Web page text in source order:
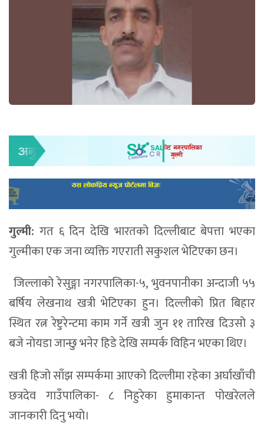
गुल्मी: गत ६ दिन देखि भारतको दिल्लीबाट बेपत्ता भएका
गुल्मीका एक जना व्यक्ति गएराती सकुशल भेटिएका छन।
जिल्लाको रेसुङ्गा नगरपालिका-५, भुवनपानीका अन्दाजी ५५
बर्षिय लेखनाथ खत्री भेटिएका हुन। दिल्लीको प्रित बिहार
स्थित रत्न रेष्टुरेन्टमा काम गर्ने खत्री जुन ११ तारिख दिउसो ३
बजे नोयडा जान्छु भनेर हिडे देखि सम्पर्क विहिन भएका थिए।
खत्री हिजो साँझ सम्पर्कमा आएको दिल्लीमा रहेका अर्घाखाँची
छत्रदेव गाउँपालिका- ८ निहुरेका हुमाकान्त पोखरेलले
जानकारी दिनु भयो।